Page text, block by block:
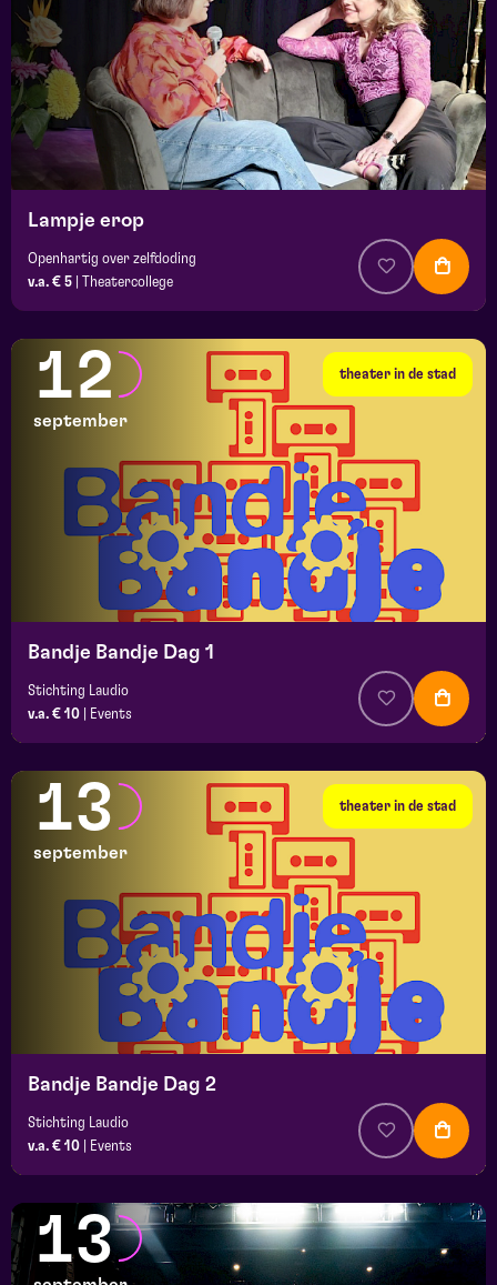
Lampje erop
Openhartig over zelfdoding
v.a. € 5
Theatercollege
theater in de stad
12
september
Bandje Bandje Dag 1
Stichting Laudio
v.a. € 10
Events
theater in de stad
13
september
Bandje Bandje Dag 2
Stichting Laudio
v.a. € 10
Events
13